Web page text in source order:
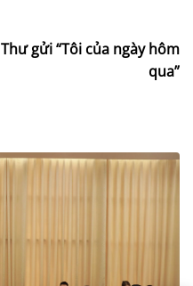
Thư gửi “Tôi của ngày hôm
qua”